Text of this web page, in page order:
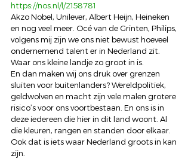
https://nos.nl/l/2158781
Akzo Nobel, Unilever, Albert Heijn, Heineken
en nog veel meer. Océ van de Grinten, Philips,
volgens mij zijn we ons niet bewust hoeveel
ondernemend talent er in Nederland zit.
Waar ons kleine landje zo groot in is.
En dan maken wij ons druk over grenzen
sluiten voor buitenlanders? Wereldpolitiek,
geldwolven en macht zijn vele malen grotere
risico’s voor ons voortbestaan. En ons is in
deze iedereen die hier in dit land woont. Al
die kleuren, rangen en standen door elkaar.
Ook dat is iets waar Nederland groots in kan
zijn.